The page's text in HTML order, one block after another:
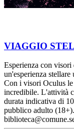
VIAGGIO
Esperienza con
un'esperienza
Con i visori Oculus
incredibile. L'attività
durata indicativa di
pubblico adulto